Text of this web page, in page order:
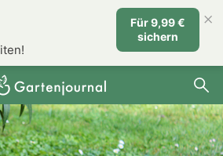
Für 9,99 €
sichern
×